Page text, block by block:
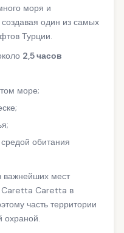
моря и
один из самых
Турции.
2,5 часов
море;
обитания
важнейших мест
Caretta Caretta в
часть территории
охраной.